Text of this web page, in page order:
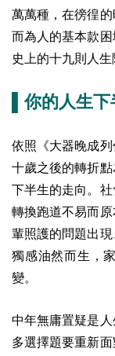
萬萬種，在徬徨
而為人的基本款
史上的十九則人生
▌你的人生
依照《大器晚成
十歲之後的轉折
下半生的走向。
轉換跑道不易而
輩照護的問題出
獨感油然而生，
變。
中年無庸置疑是
多選擇題要重新